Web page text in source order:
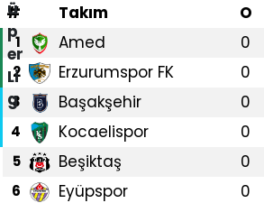
#
Takım O
1 Amed 0
2 Erzurumspor FK 0
3 Başakşehir 0
4 Kocaelispor 0
5 Beşiktaş 0
6 Eyüpspor 0